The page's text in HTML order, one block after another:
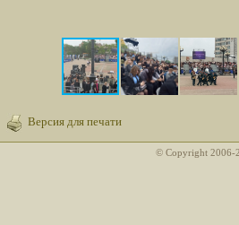
Версия для печати
© Copyright 2006-